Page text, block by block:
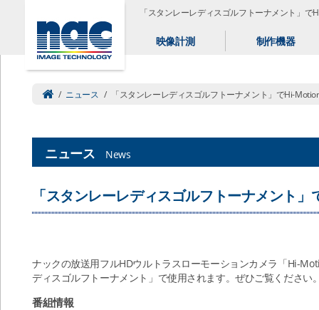
「スタンレーレディスゴルフトーナメント」で
映像計測 制作機器
/ ニュース / 「スタンレーレディスゴルフトーナメント」でHi-
ニュース News
「スタンレーレディスゴルフトーナメント
ナックの放送用フルHDウルトラスローモーションカメラ「Hi-
ディスゴルフトーナメント」で使用されます。ぜひご覧ください
番組情報